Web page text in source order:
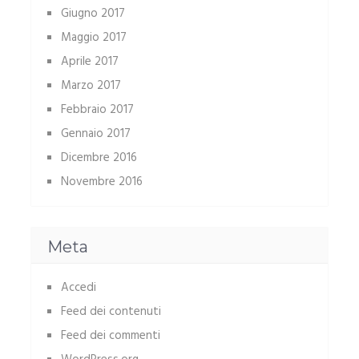
Giugno 2017
Maggio 2017
Aprile 2017
Marzo 2017
Febbraio 2017
Gennaio 2017
Dicembre 2016
Novembre 2016
Meta
Accedi
Feed dei contenuti
Feed dei commenti